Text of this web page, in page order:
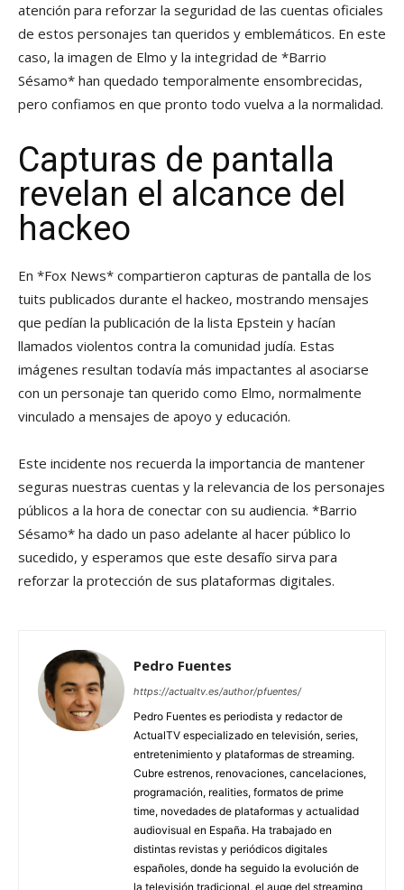
atención para reforzar la seguridad de las cuentas oficiales
de estos personajes tan queridos y emblemáticos. En este
caso, la imagen de Elmo y la integridad de *Barrio
Sésamo* han quedado temporalmente ensombrecidas,
pero confiamos en que pronto todo vuelva a la normalidad.
Capturas de pantalla
revelan el alcance del
hackeo
En *Fox News* compartieron capturas de pantalla de los
tuits publicados durante el hackeo, mostrando mensajes
que pedían la publicación de la lista Epstein y hacían
llamados violentos contra la comunidad judía. Estas
imágenes resultan todavía más impactantes al asociarse
con un personaje tan querido como Elmo, normalmente
vinculado a mensajes de apoyo y educación.
Este incidente nos recuerda la importancia de mantener
seguras nuestras cuentas y la relevancia de los personajes
públicos a la hora de conectar con su audiencia. *Barrio
Sésamo* ha dado un paso adelante al hacer público lo
sucedido, y esperamos que este desafío sirva para
reforzar la protección de sus plataformas digitales.
Pedro Fuentes
https://actualtv.es/author/pfuentes/
Pedro Fuentes es periodista y redactor de
ActualTV especializado en televisión, series,
entretenimiento y plataformas de streaming.
Cubre estrenos, renovaciones, cancelaciones,
programación, realities, formatos de prime
time, novedades de plataformas y actualidad
audiovisual en España. Ha trabajado en
distintas revistas y periódicos digitales
españoles, donde ha seguido la evolución de
la televisión tradicional, el auge del streaming